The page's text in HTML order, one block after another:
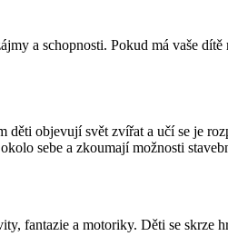
a schopnosti. Pokud má vaše
objevují svět zvířat a učí se je
sebe a zkoumají možnosti
fantazie a motoriky. Děti se